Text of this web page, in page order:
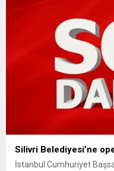
Silivri Belediyesi’ne
İstanbul Cumhuriyet